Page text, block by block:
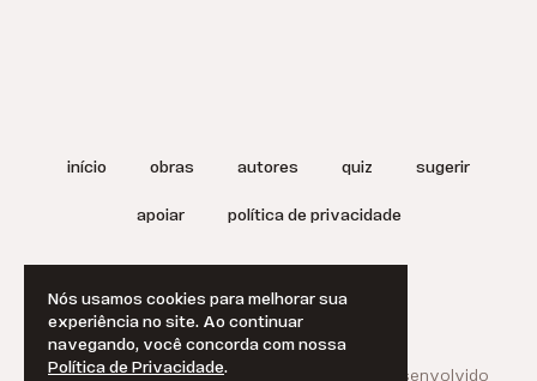
início obras autores quiz sugerir
apoiar política de privacidade
© 2025 A Literatura Brasileira. Projetado e desenvolvido
Nós usamos cookies para melhorar sua
experiência no site. Ao continuar
navegando, você concorda com nossa
Política de Privacidade.